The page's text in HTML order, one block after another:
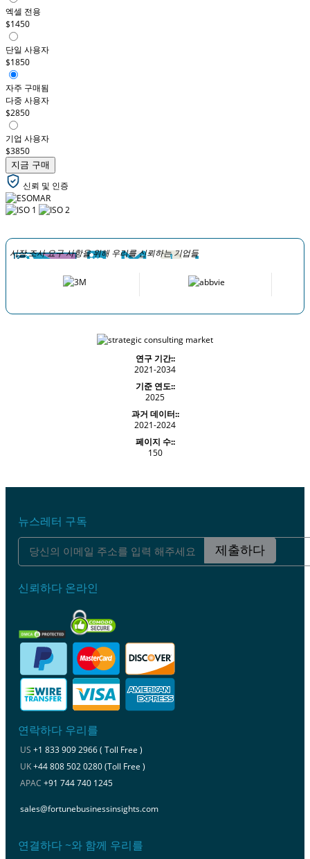
엑셀 전용
$1450
단일 사용자
$1850
자주 구매됨
다중 사용자
$2850
기업 사용자
$3850
지금 구매
신뢰 및 인증
시장 조사 요구 사항을 위해 우리를 신뢰하는 기업들
연구 기간::
2021-2034
기준 연도::
2025
과거 데이터::
2021-2024
페이지 수::
150
뉴스레터 구독
제출하다
신뢰하다 온라인
연락하다 우리를
US +1 833 909 2966 ( Toll Free )
UK+44 808 502 0280 (Toll Free )
APAC +91 744 740 1245
sales@fortunebusinessinsights.com
연결하다 ~와 함께 우리를